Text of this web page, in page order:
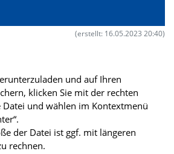
(erstellt: 16.05.2023 20:40)
und auf Ihren
klicken Sie mit der rechten
Datei und wählen im Kontextmenü
der Datei ist ggf. mit längeren
rechnen.